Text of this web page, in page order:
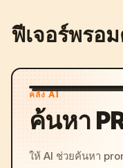
ฟีเจอร์พรอ
คลัง AI
ค้นหา
ให้ AI ช่วยค้นหา